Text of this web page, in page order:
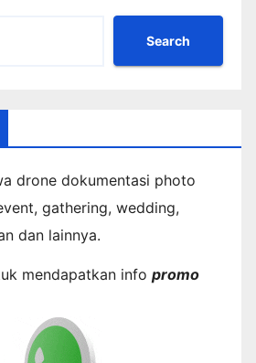
Search
drone dokumentasi photo
gathering, wedding,
dan lainnya.
mendapatkan info promo